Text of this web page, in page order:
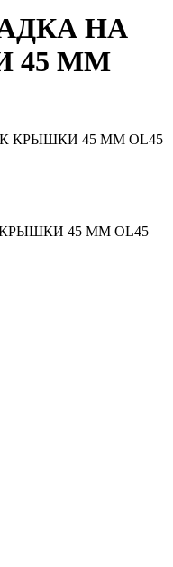
НА
45 ММ
45 ММ OL45